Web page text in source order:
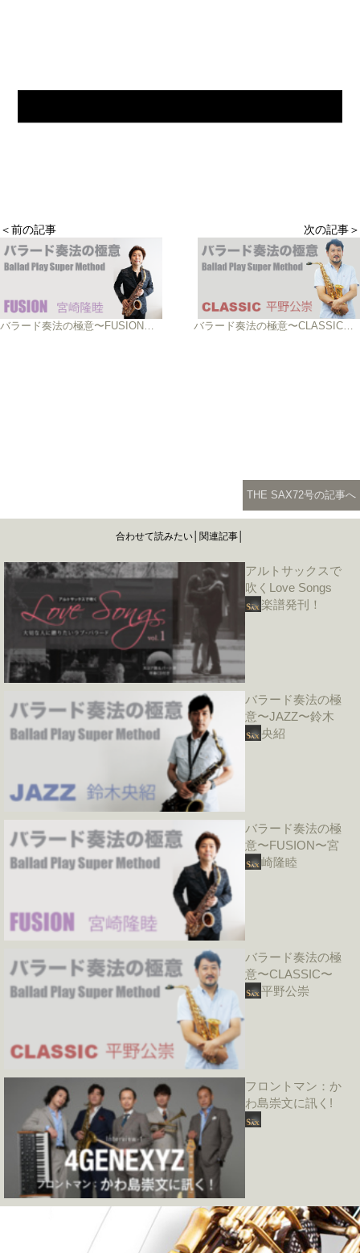
＜前の記事 次の記事＞
THE SAX72号の記事へ
合わせて読みたい│関連記事│
アルトサックスで
吹くLove Songs
楽譜発刊！
バラード奏法の極
意〜JAZZ〜鈴木
央紹
バラード奏法の極
意〜FUSION〜宮
崎隆睦
バラード奏法の極
意〜CLASSIC〜
平野公崇
フロントマン：か
わ島崇文に訊く!